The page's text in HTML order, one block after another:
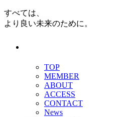
すべては、
より良い未来のために。
TOP
MEMBER
ABOUT
ACCESS
CONTACT
News